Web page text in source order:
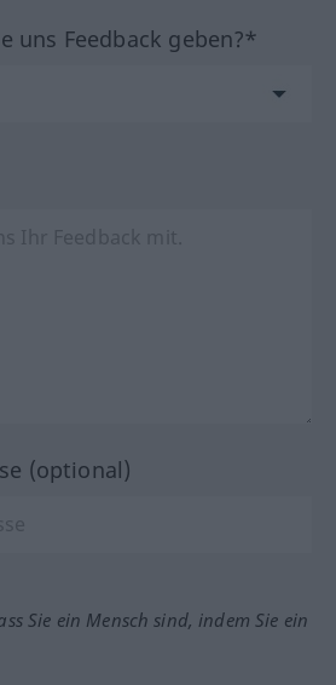
uns Feedback geben?*
(optional)
Sie ein Mensch sind, indem Sie ein